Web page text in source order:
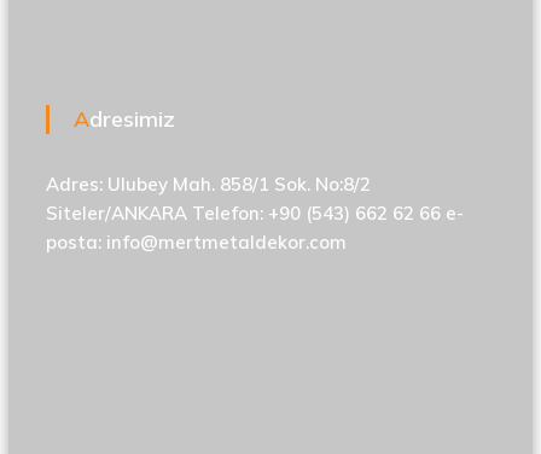
Adresimiz
Adres: Ulubey Mah. 858/1 Sok. No:8/2
Siteler/ANKARA Telefon: +90 (543) 662 62 66 e-
posta: info@mertmetaldekor.com